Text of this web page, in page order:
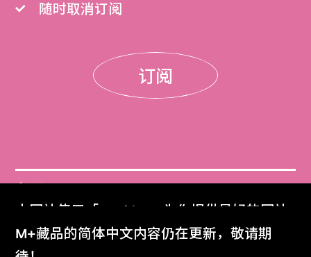
本网站使用「Cookies」为你提供最好的网站
体验。
M+藏品的简体中文内容仍在更新，敬请期
随时取消订阅
订阅
门票
Get Tickets